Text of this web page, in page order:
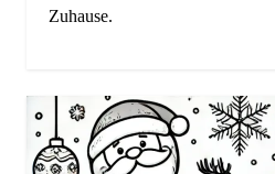
Zuhause.